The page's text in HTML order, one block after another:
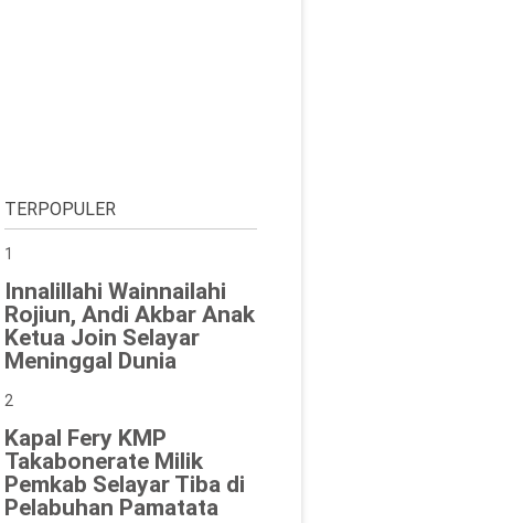
TERPOPULER
1
Innalillahi Wainnailahi
Rojiun, Andi Akbar Anak
Ketua Join Selayar
Meninggal Dunia
2
Kapal Fery KMP
Takabonerate Milik
Pemkab Selayar Tiba di
Pelabuhan Pamatata